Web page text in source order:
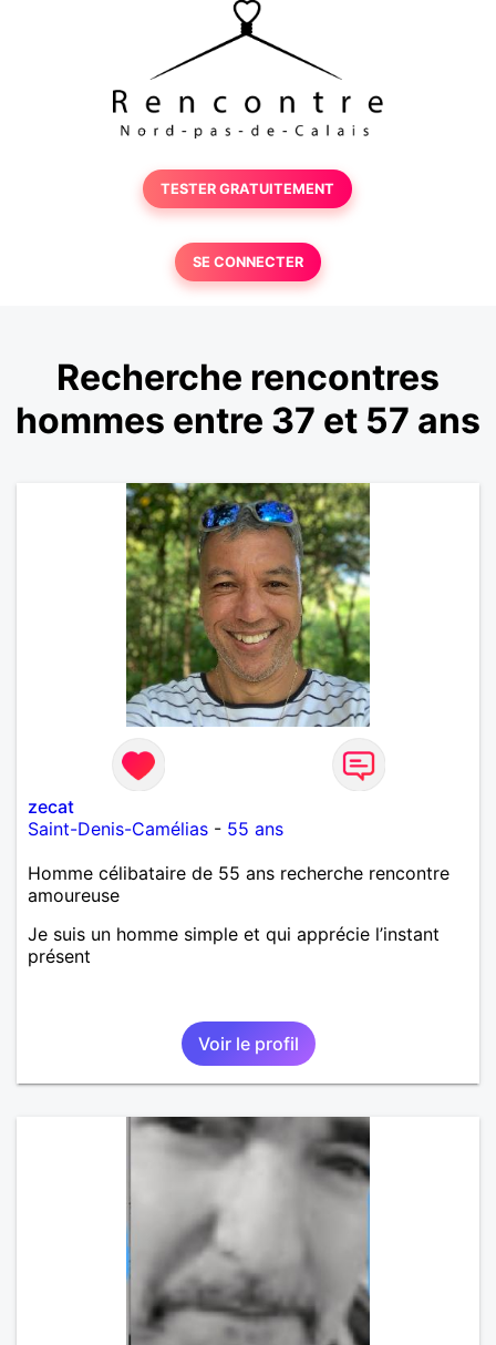
TESTER GRATUITEMENT
SE CONNECTER
Recherche rencontres
hommes entre 37 et 57 ans
zecat
Saint-Denis-Camélias - 55 ans
Homme célibataire de 55 ans recherche rencontre
amoureuse
Je suis un homme simple et qui apprécie l’instant
présent
Voir le profil